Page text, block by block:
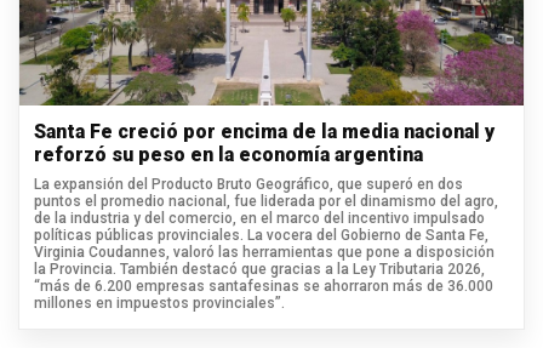
Santa Fe creció por encima de la media nacional y
reforzó su peso en la economía argentina
La expansión del Producto Bruto Geográfico, que superó en dos
puntos el promedio nacional, fue liderada por el dinamismo del agro,
de la industria y del comercio, en el marco del incentivo impulsado
políticas públicas provinciales. La vocera del Gobierno de Santa Fe,
Virginia Coudannes, valoró las herramientas que pone a disposición
la Provincia. También destacó que gracias a la Ley Tributaria 2026,
“más de 6.200 empresas santafesinas se ahorraron más de 36.000
millones en impuestos provinciales”.